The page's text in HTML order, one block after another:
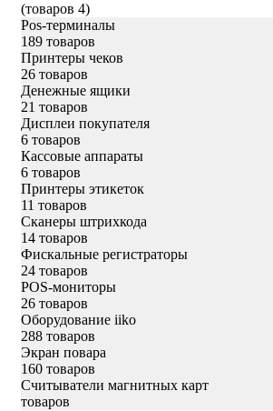
(товаров 4)
Pos-терминалы
189 товаров
Принтеры чеков
26 товаров
Денежные ящики
21 товаров
Дисплеи покупателя
6 товаров
Кассовые аппараты
6 товаров
Принтеры этикеток
11 товаров
Сканеры штрихкода
14 товаров
Фискальные регистраторы
24 товаров
POS-мониторы
26 товаров
Оборудование iiko
288 товаров
Экран повара
160 товаров
Считыватели магнитных карт
товаров